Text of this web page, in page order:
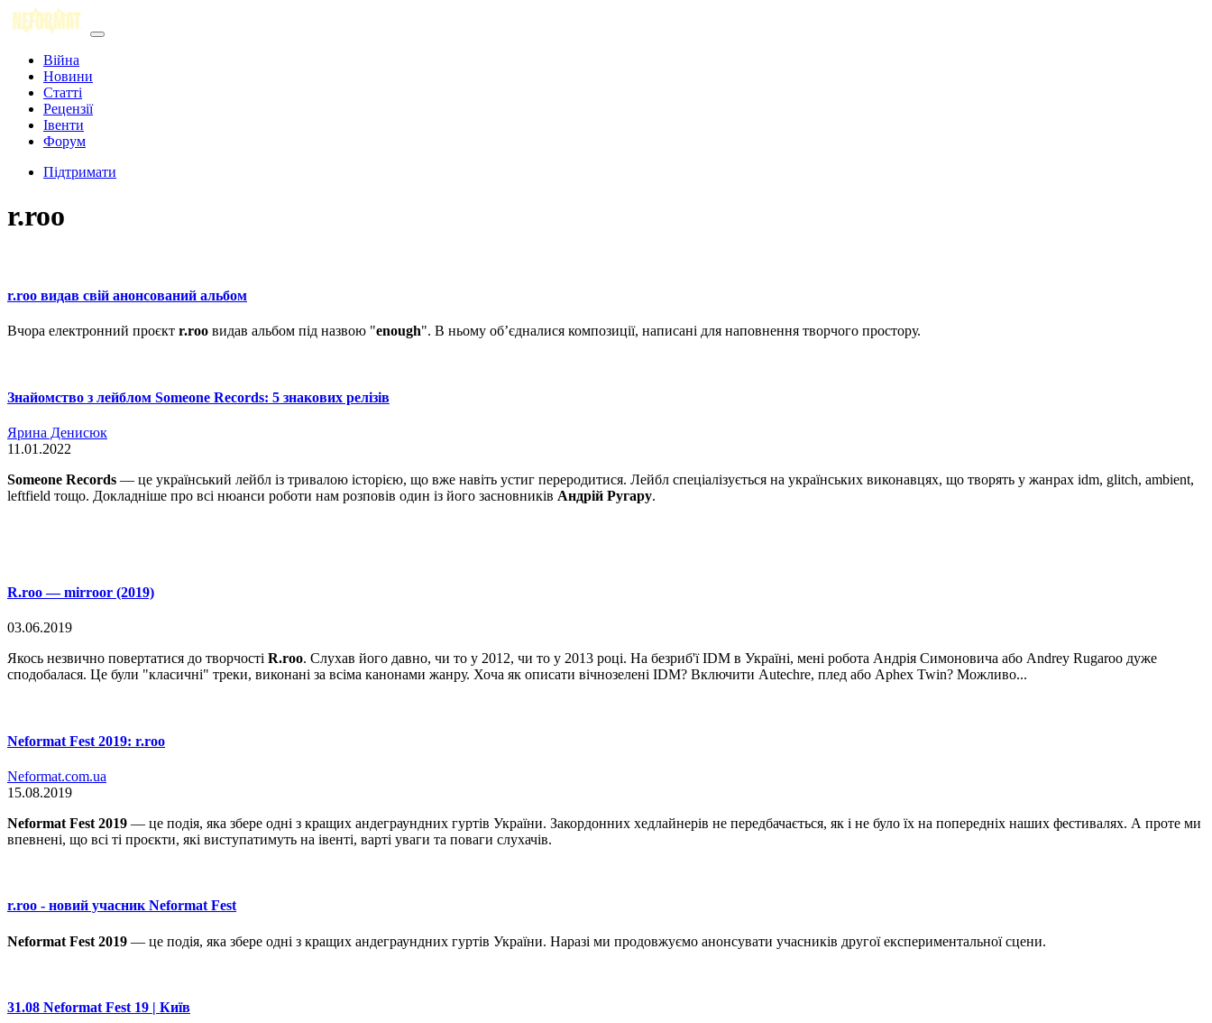
Війна
Новини
Статті
Рецензії
Івенти
Форум
Підтримати
r.roo
r.roo видав свій анонсований альбом
Вчора електронний проєкт r.roo видав альбом під назвою "enough". В ньому об’єдналися композиції, написані для наповнення творчого простору.
Знайомство з лейблом Someone Records: 5 знакових релізів
Ярина Денисюк
11.01.2022
Someone Records — це український лейбл із тривалою історією, що вже навіть устиг переродитися. Лейбл спеціалізується на українських виконавцях, що творять у жанрах idm, glitch, ambient,
leftfield тощо. Докладніше про всі нюанси роботи нам розповів один із його засновників Андрій Ругару.
R.roo — mirroor (2019)
03.06.2019
Якось незвично повертатися до творчості R.roo. Слухав його давно, чи то у 2012, чи то у 2013 році. На безриб'ї IDM в Україні, мені робота Андрія Симоновича або Andrey Rugaroo дуже
сподобалася. Це були "класичні" треки, виконані за всіма канонами жанру. Хоча як описати вічнозелені IDM? Включити Autechre, плед або Aphex Twin? Можливо...
Neformat Fest 2019: r.roo
Neformat.com.ua
15.08.2019
Neformat Fest 2019 — це подія, яка збере одні з кращих андеграундних гуртів України. Закордонних хедлайнерів не передбачається, як і не було їх на попередніх наших фестивалях. А проте ми
впевнені, що всі ті проєкти, які виступатимуть на івенті, варті уваги та поваги слухачів.
r.roo - новий учасник ‎Neformat Fest
Neformat Fest 2019 — це подія, яка збере одні з кращих андеграундних гуртів України. Наразі ми продовжуємо анонсувати учасників другої експериментальної сцени.
31.08 Neformat Fest 19 | Київ